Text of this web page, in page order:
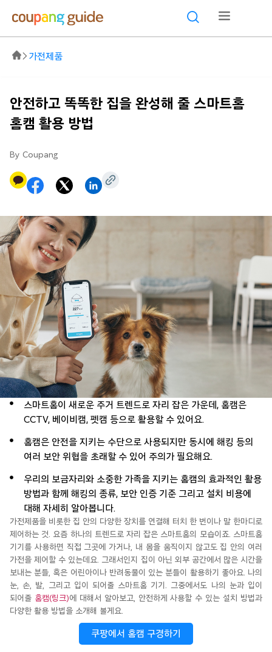
가전제품
안전하고 똑똑한 집을 완성해 줄 스마트홈
홈캠 활용 방법
By Coupang
스마트홈이 새로운 주거 트렌드로 자리 잡은 가운데, 홈캠은
CCTV, 베이비캠, 펫캠 등으로 활용할 수 있어요.
홈캠은 안전을 지키는 수단으로 사용되지만 동시에 해킹 등의
여러 보안 위협을 초래할 수 있어 주의가 필요해요.
우리의 보금자리와 소중한 가족을 지키는 홈캠의 효과적인 활용
방법과 함께 해킹의 종류, 보안 인증 기준 그리고 설치 비용에
대해 자세히 알아봅니다.
가전제품을 비롯한 집 안의 다양한 장치를 연결해 터치 한 번 이나 말 한마디로
제어하는 것. 요즘 하나의 트렌드로 자리 잡은 스마트홈의 모습이죠. 스마트홈
기기를 사용하면 직접 그곳에 가거나, 내 몸을 움직이지 않고도집 안의 여러
가전을 제어할 수 있는데요. 그래서인지
집이 아닌 외부 공간에서 많은 시간을
보내는 분들, 혹은 어린아이나 반려동물이 있는 분들이 활용하기 좋아요. 나의
눈, 손, 발,
그리고 입이 되어줄 스마트홈 기기. 그중에서도 나의 눈과 입이
되어줄 홈캠(링크)에 대해서 알아보고, 안전하게 사용할 수 있는 설치
방법과
다양한 활용 방법 을 소개해 볼게요.
쿠팡에서 홈캠 구경하기